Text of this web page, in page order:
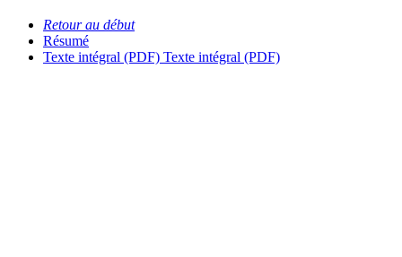
Retour au début
Résumé
Texte intégral (PDF) Texte intégral (PDF)